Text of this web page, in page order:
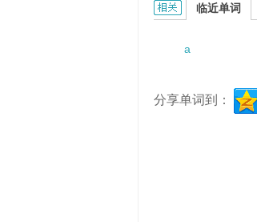
a woeful lack of
临近单词
a
分享单词到：